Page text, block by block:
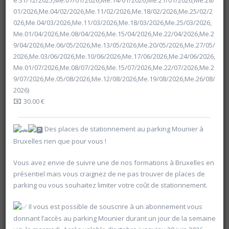
Rechercher
01/2026,Me.04/02/2026,Me.11/02/2026,Me.18/02/2026,Me.25/02/2
026,Me.04/03/2026,Me.11/03/2026,Me.18/03/2026,Me.25/03/2026,
Me.01/04/2026,Me.08/04/2026,Me.15/04/2026,Me.22/04/2026,Me.2
9/04/2026,Me.06/05/2026,Me.13/05/2026,Me.20/05/2026,Me.27/05/
2026,Me.03/06/2026,Me.10/06/2026,Me.17/06/2026,Me.24/06/2026,
Me.01/07/2026,Me.08/07/2026,Me.15/07/2026,Me.22/07/2026,Me.2
9/07/2026,Me.05/08/2026,Me.12/08/2026,Me.19/08/2026,Me.26/08/
2026)
30.00 €
Des places de stationnement au parking Mounier à
Bruxelles rien que pour vous !
Vous avez envie de suivre une de nos formations à Bruxelles en
présentiel mais vous craignez de ne pas trouver de places de
parking ou vous souhaitez limiter votre coût de stationnement.
Il vous est possible de souscrire à un abonnement vous
donnant l’accès au parking Mounier durant un jour de la semaine